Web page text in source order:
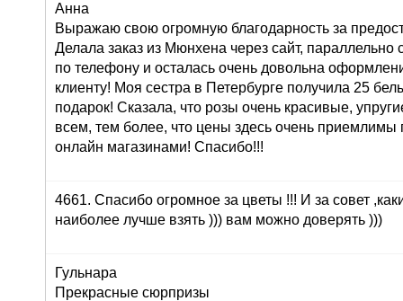
Анна
Выражаю свою огромную благодарность за
Делала заказ из Мюнхена через сайт, параллельно
по телефону и осталась очень довольна
клиенту! Моя сестра в Петербурге получила 25
подарок! Сказала, что розы очень красивые,
всем, тем более, что цены здесь очень приемлимы
онлайн магазинами! Спасибо!!!
4661. Спасибо огромное за цветы !!! И за совет
наиболее лучше взять ))) вам можно доверять )))
Гульнара
Прекрасные сюрпризы